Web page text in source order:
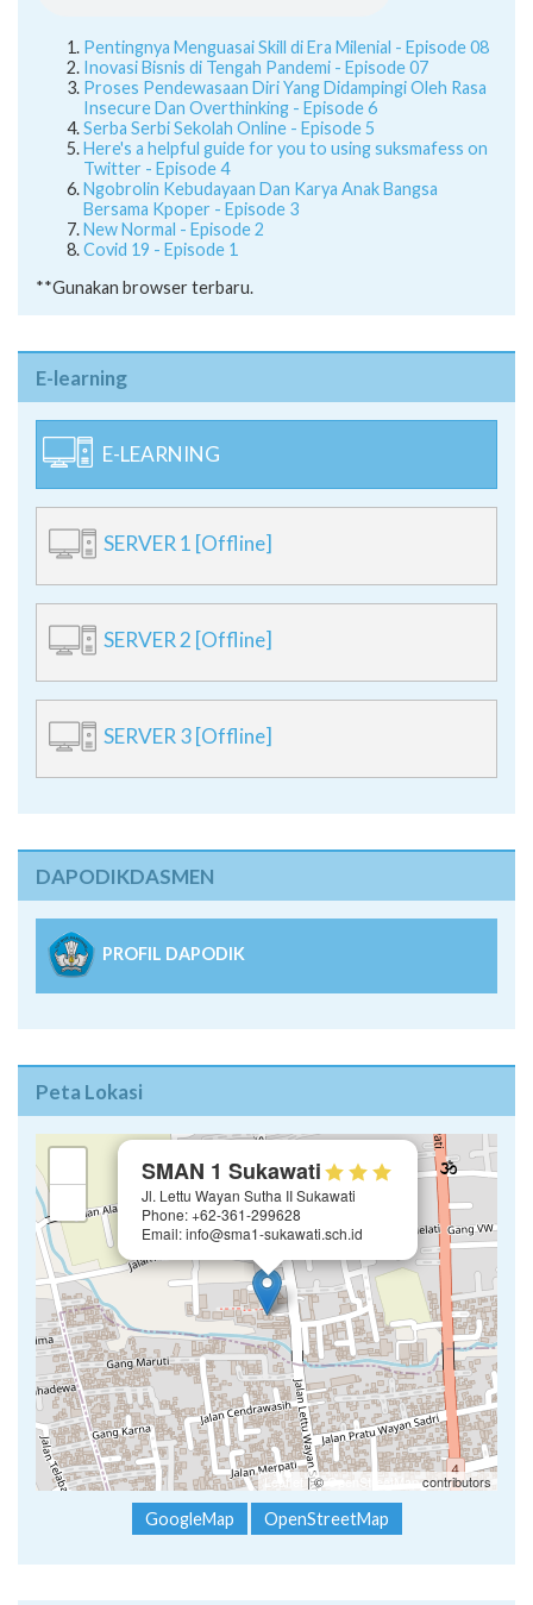
Pentingnya Menguasai Skill di Era Milenial - Episode 08
Inovasi Bisnis di Tengah Pandemi - Episode 07
Proses Pendewasaan Diri Yang Didampingi Oleh Rasa
Insecure Dan Overthinking - Episode 6
Serba Serbi Sekolah Online - Episode 5
Here's a helpful guide for you to using suksmafess on
Twitter - Episode 4
Ngobrolin Kebudayaan Dan Karya Anak Bangsa
Bersama Kpoper - Episode 3
New Normal - Episode 2
Covid 19 - Episode 1
**Gunakan browser terbaru.
E-learning
E-LEARNING
SERVER 1 [Offline]
SERVER 2 [Offline]
SERVER 3 [Offline]
DAPODIKDASMEN
PROFIL DAPODIK
Peta Lokasi
SMAN 1 Sukawati
Jl. Lettu Wayan Sutha II Sukawati
Phone: +62-361-299628
Email: info@sma1-sukawati.sch.id
Leaflet | ©OpenStreetMap contributors
GoogleMap OpenStreetMap